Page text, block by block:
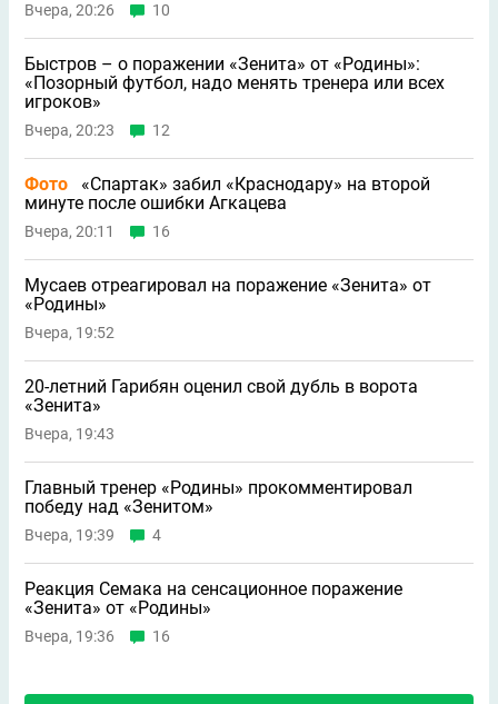
Вчера, 20:26 10
Быстров – о поражении «Зенита» от «Родины»:
«Позорный футбол, надо менять тренера или всех
игроков»
Вчера, 20:23 12
Фото
«Спартак» забил «Краснодару» на второй
минуте после ошибки Агкацева
Вчера, 20:11 16
Мусаев отреагировал на поражение «Зенита» от
«Родины»
Вчера, 19:52
20-летний Гарибян оценил свой дубль в ворота
«Зенита»
Вчера, 19:43
Главный тренер «Родины» прокомментировал
победу над «Зенитом»
Вчера, 19:39 4
Реакция Семака на сенсационное поражение
«Зенита» от «Родины»
Вчера, 19:36 16